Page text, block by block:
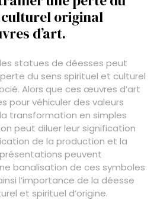
original
d’art.
statues de déesses peut
du sens spirituel et culturel
Alors que ces œuvres d’art
pour véhiculer des valeurs
transformation en simples
peut diluer leur signification
de la production et la
peuvent
banalisation de ces symboles
l’importance de la déesse
et spirituel d’origine.